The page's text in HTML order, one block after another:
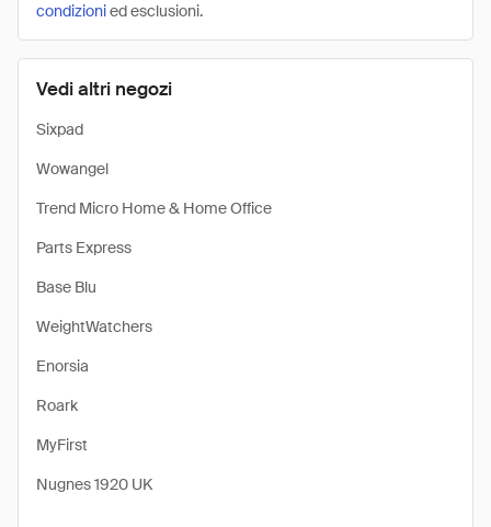
Vedi altri negozi
Sixpad
Wowangel
Trend Micro Home & Home Office
Parts Express
Base Blu
WeightWatchers
Enorsia
Roark
MyFirst
Nugnes 1920 UK
condizionied esclusioni.